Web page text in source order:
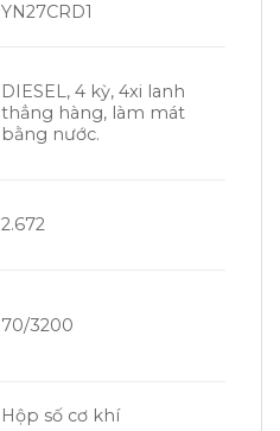
YN27CRD1
DIESEL, 4 kỳ, 4xi lanh
thẳng hàng, làm mát
bằng nước.
2.672
70/3200
Hộp số cơ khí